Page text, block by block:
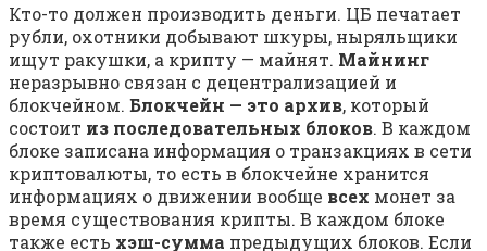
Кто-то должен производить деньги. ЦБ печатает
рубли, охотники добывают шкуры, ныряльщики
ищут ракушки, а крипту — майнят. Майнинг
неразрывно связан с децентрализацией и
блокчейном. Блокчейн — это архив, который
состоит из последовательных блоков. В каждом
блоке записана информация о транзакциях в сети
криптовалюты, то есть в блокчейне хранится
информациях о движении вообще всех монет за
время существования крипты. В каждом блоке
также есть хэш-сумма предыдущих блоков. Если